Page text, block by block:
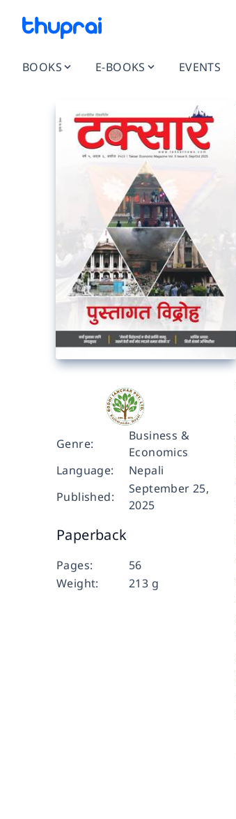
BOOKS E-BOOKS EVENTS
Genre:
Business &
Economics
Language:
Nepali
Published:
September 25,
2025
Paperback
Pages:
56
Weight:
213 g